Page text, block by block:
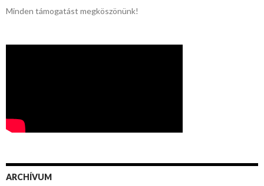
Minden támogatást megköszönünk!
ARCHÍVUM